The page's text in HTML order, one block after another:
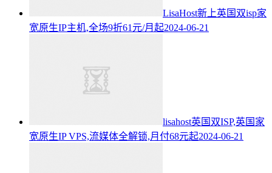
LisaHost新上英国双isp家
宽原生IP主机,全场9折61元/月起2024-06-21
lisahost英国双ISP,英国家
宽原生IP VPS,流媒体全解锁,月付68元起2024-06-21